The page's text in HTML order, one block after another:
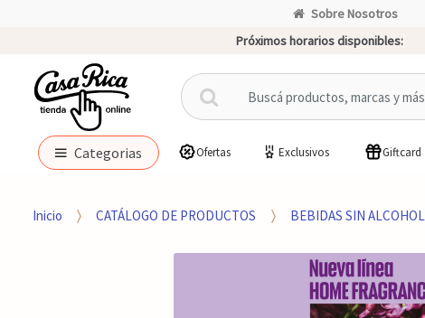
Sobre Nosotros
Próximos horarios disponibles:
B
u
c
p
r
Categorias Ofertas Exclusivos Giftcard
Inicio CATÁLOGO DE PRODUCTOS BEBIDAS SIN ALCOHOL